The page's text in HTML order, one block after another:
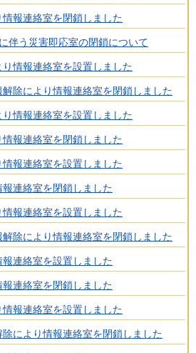
報連絡室を閉鎖しました
伴う災害即応室の閉鎖について
情報連絡室を設置しました
除により情報連絡室を閉鎖しました
情報連絡室を設置しました
報連絡室を閉鎖しました
報連絡室を設置しました
連絡室を閉鎖しました
報連絡室を設置しました
除により情報連絡室を閉鎖しました
連絡室を設置しました
連絡室を閉鎖しました
報連絡室を設置しました
により情報連絡室を閉鎖しました